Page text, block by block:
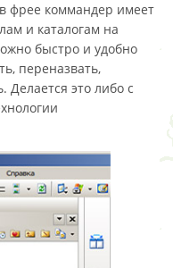
фрее коммандер имеет
и каталогам на
быстро и удобно
переназвать,
Делается это либо с